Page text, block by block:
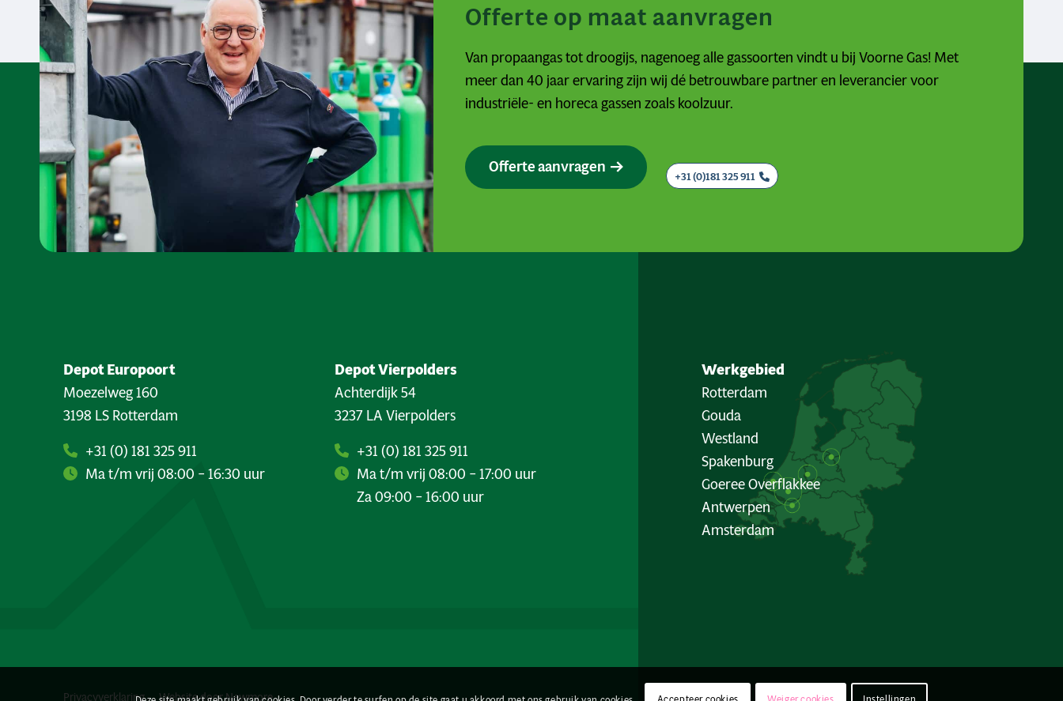
Offerte op maat aanvragen
Van propaangas tot droogijs, nagenoeg alle gassoorten vindt u bij Voorne Gas! Met
meer dan 40 jaar ervaring zijn wij dé betrouwbare partner en leverancier voor
industriële- en horeca gassen zoals koolzuur.
Offerte aanvragen +31 (0)181 325 911
Depot Europoort
Moezelweg 160
3198 LS Rotterdam
+31 (0) 181 325 911
Ma t/m vrij 08:00 – 16:30 uur
Depot Vierpolders
Achterdijk 54
3237 LA Vierpolders
+31 (0) 181 325 911
Ma t/m vrij 08:00 – 17:00 uur
Za 09:00 – 16:00 uur
Privacyverklaring Website doorNewmore
Werkgebied
Rotterdam
Gouda
Westland
Spakenburg
Goeree Overflakkee
Antwerpen
Amsterdam